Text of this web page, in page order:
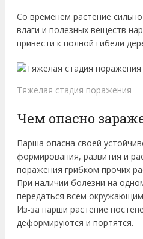
Со временем растение
влаги и полезных веществ
привести к полной гибели
Тяжелая стадия поражения
Чем опасно
Парша опасна своей
формирования, развития и
поражения грибком прочих
При наличии болезни на
передаться всем
Из-за парши растение
деформируются и портятся.